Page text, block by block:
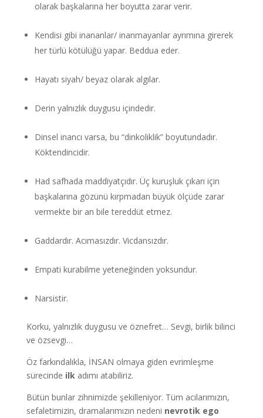
olarak başkalarına her boyutta zarar verir.
Kendisi gibi inananlar/ inanmayanlar ayrımına girerek
her türlü kötülüğü yapar. Beddua eder.
Hayatı siyah/ beyaz olarak algılar.
Derin yalnızlık duygusu içindedir.
Dinsel inancı varsa, bu “dinkoliklik” boyutundadır.
Köktendincidir.
Had safhada maddiyatçıdır. Üç kuruşluk çıkarı için
başkalarına gözünü kırpmadan büyük ölçüde zarar
vermekte bir an bile tereddüt etmez.
Gaddardır. Acımasızdır. Vicdansızdır.
Empati kurabilme yeteneğinden yoksundur.
Narsistir.
Korku, yalnızlık duygusu ve öznefret… Sevgi, birlik bilinci
ve özsevgi…
Öz farkındalıkla, İNSAN olmaya giden evrimleşme
sürecinde ilkadımı atabiliriz.
Bütün bunlar zihnimizde şekilleniyor. Tüm acılarımızın,
sefaletimizin, dramalarımızın nedeni nevrotik ego